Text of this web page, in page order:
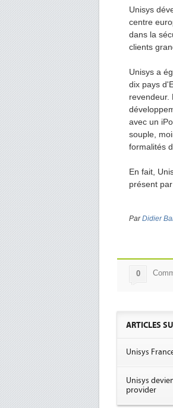
Unisys
centre
dans la
clients
Unisys a
dix pays
revendeur.
avec un
souple,
formalités
En fait,
présent
ParDidier
0
ARTICLES
Unisys
Unisys
provider